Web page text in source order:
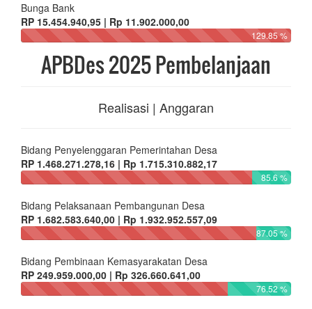
Bunga Bank
RP 15.454.940,95 | Rp 11.902.000,00
129.85 %
APBDes 2025 Pembelanjaan
Realisasi | Anggaran
Bidang Penyelenggaran Pemerintahan Desa
RP 1.468.271.278,16 | Rp 1.715.310.882,17
85.6 %
Bidang Pelaksanaan Pembangunan Desa
RP 1.682.583.640,00 | Rp 1.932.952.557,09
87.05 %
Bidang Pembinaan Kemasyarakatan Desa
RP 249.959.000,00 | Rp 326.660.641,00
76.52 %